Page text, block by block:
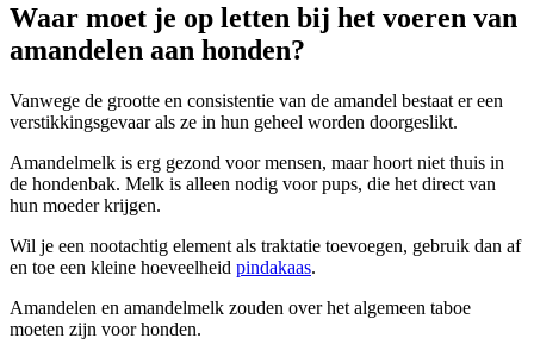
Waar moet je op letten bij het voeren van
amandelen aan honden?
Vanwege de grootte en consistentie van de amandel bestaat er een
verstikkingsgevaar als ze in hun geheel worden doorgeslikt.
Amandelmelk is erg gezond voor mensen, maar hoort niet thuis in
de hondenbak. Melk is alleen nodig voor pups, die het direct van
hun moeder krijgen.
Wil je een nootachtig element als traktatie toevoegen, gebruik dan af
en toe een kleine hoeveelheid pindakaas.
Amandelen en amandelmelk zouden over het algemeen taboe
moeten zijn voor honden.